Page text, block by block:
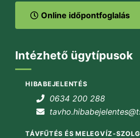
Online időpontfoglalás
Intézhető ügytípusok
HIBABEJELENTÉS
0634 200 288
TÁVFŰTÉS ÉS MELEGVÍZ-